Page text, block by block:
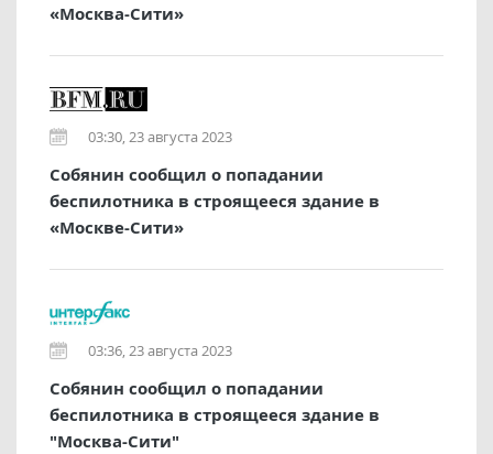
«Москва-Сити»
03:30, 23 августа 2023
Собянин сообщил о попадании
беспилотника в строящееся здание в
«Москве-Сити»
03:36, 23 августа 2023
Собянин сообщил о попадании
беспилотника в строящееся здание в
"Москва-Сити"